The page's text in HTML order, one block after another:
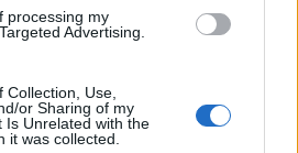
processing my
Advertising.
Use,
or Sharing of my
Is Unrelated with the
it was collected.
01 KL. 13:00
kom hem efter
rikspolischef, vaknade som landshövding"